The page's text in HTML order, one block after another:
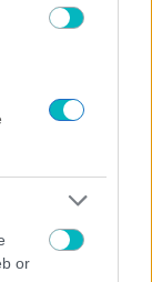
or
της